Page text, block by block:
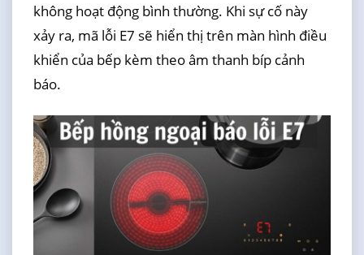
không hoạt động bình thường. Khi sự cố này
xảy ra, mã lỗi E7 sẽ hiển thị trên màn hình điều
khiển của bếp kèm theo âm thanh bíp cảnh
báo.